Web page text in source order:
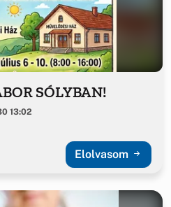
SÓLYBAN!
13:02
Elolvasom